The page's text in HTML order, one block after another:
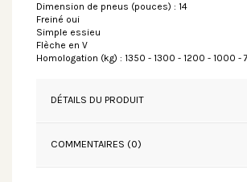
Dimension de pneus (pouces) : 14
Freiné oui
Simple essieu
Flèche en V
Homologation (kg) : 1350 - 1300 - 1200 - 1000 -
DÉTAILS DU PRODUIT
COMMENTAIRES (0)